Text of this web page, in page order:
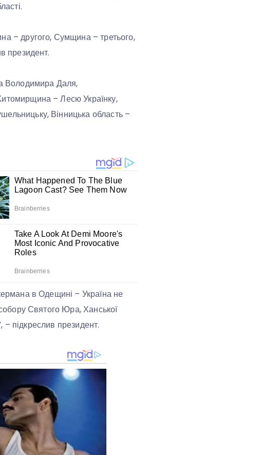
– другого, Сумщина – третього,
президент.
Володимира Даля,
– Лесю Українку,
Вінницька область –
в Одещині – Україна не
Святого Юра, Ханської
– підкреслив президент.